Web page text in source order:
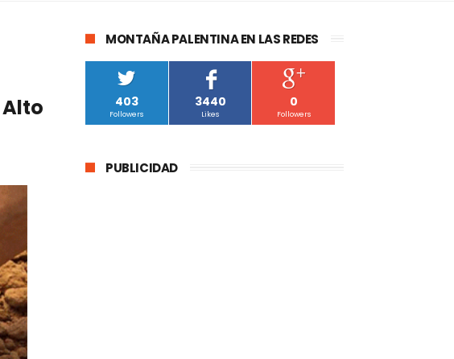
MONTAÑA PALENTINA EN LAS REDES
403
Followers
3440
Likes
0
Followers
PUBLICIDAD